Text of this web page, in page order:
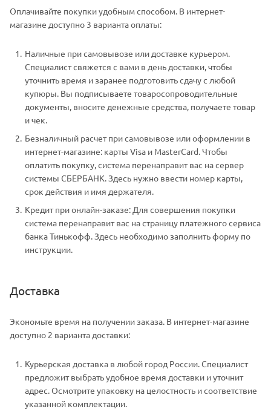
Оплачивайте покупки удобным способом. В интернет-
магазине доступно 3 варианта оплаты:
Наличные при самовывозе или доставке курьером.
Специалист свяжется с вами в день доставки, чтобы
уточнить время и заранее подготовить сдачу с любой
купюры. Вы подписываете товаросопроводительные
документы, вносите денежные средства, получаете товар
и чек.
Безналичный расчет при самовывозе или оформлении в
интернет-магазине: карты Visa и MasterCard. Чтобы
оплатить покупку, система перенаправит вас на сервер
системы СБЕРБАНК. Здесь нужно ввести номер карты,
срок действия и имя держателя.
Кредит при онлайн-заказе: Для совершения покупки
система перенаправит вас на страницу платежного сервиса
банка Тинькофф. Здесь необходимо заполнить форму по
инструкции.
Доставка
Экономьте время на получении заказа. В интернет-магазине
доступно 2 варианта доставки:
Курьерская доставка в любой город России. Специалист
предложит выбрать удобное время доставки и уточнит
адрес. Осмотрите упаковку на целостность и соответствие
указанной комплектации.